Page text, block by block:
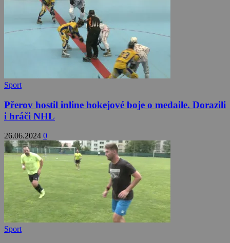
Sport
Přerov hostil inline hokejové boje o medaile. Dorazili
i hráči NHL
26.06.2024 0
Sport